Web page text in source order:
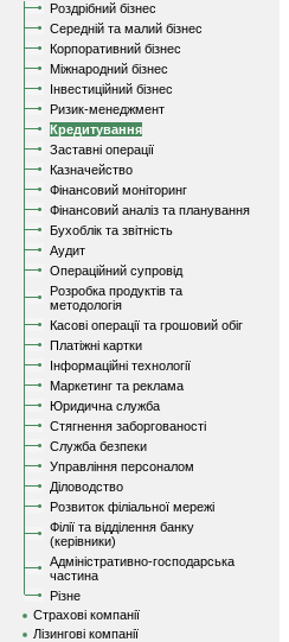
Роздрібний бізнес
Середній та малий бізнес
Корпоративний бізнес
Міжнародний бізнес
Інвестиційний бізнес
Ризик-менеджмент
Кредитування
Заставні операції
Казначейство
Фінансовий моніторинг
Фінансовий аналіз та планування
Бухоблік та звітність
Аудит
Операційний супровід
Розробка продуктів та
методологія
Касові операції та грошовий обіг
Платіжні картки
Інформаційні технології
Маркетинг та реклама
Юридична служба
Стягнення заборгованості
Служба безпеки
Управління персоналом
Діловодство
Розвиток філіальної мережі
Філії та відділення банку
(керівники)
Адміністративно-господарська
частина
Різне
Страхові компанії
Лізингові компанії